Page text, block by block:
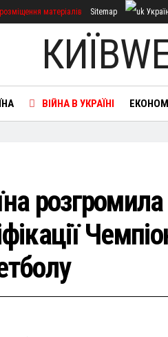
матеріалів Sitemap
ВІЙНА В УКРАЇНІ